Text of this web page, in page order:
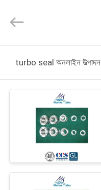
পণ্য
কারখানা
Service.
turbo seal অনলাইন উত্পাদন